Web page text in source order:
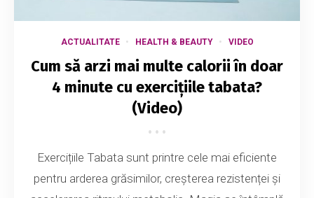
ACTUALITATE HEALTH & BEAUTY VIDEO
Cum să arzi mai multe calorii în doar
4 minute cu exercițiile tabata?
(Video)
Exercițiile Tabata sunt printre cele mai eficiente
pentru arderea grăsimilor, creșterea rezistenței și